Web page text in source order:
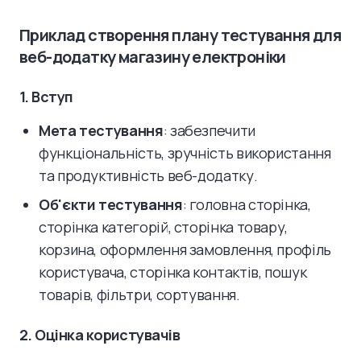
Приклад створення плану тестування для
веб-додатку магазину електроніки
1. Вступ
Мета тестування: забезпечити
функціональність, зручність використання
та продуктивність веб-додатку.
Об'єкти тестування: головна сторінка,
сторінка категорій, сторінка товару,
корзина, оформлення замовлення, профіль
користувача, сторінка контактів, пошук
товарів, фільтри, сортування.
2. Оцінка користувачів